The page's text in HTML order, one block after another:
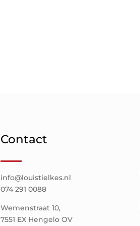
Contact
info@louistielkes.nl
074 291 0088
Wemenstraat 10,
7551 EX Hengelo OV